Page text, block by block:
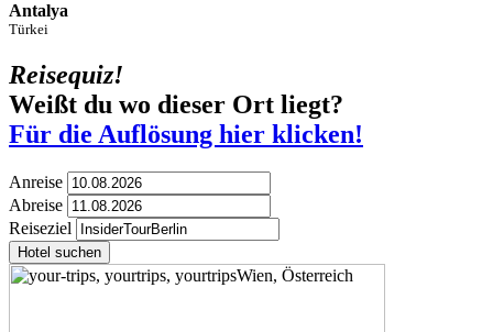
Antalya
Türkei
Reisequiz!
Weißt du wo dieser Ort liegt?
Für die Auflösung hier klicken!
Anreise
Abreise
Reiseziel
Hotel suchen